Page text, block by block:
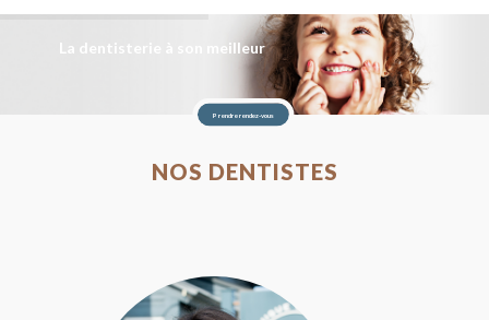
La dentisterie à son meilleur
Prendre rendez-vous
NOS DENTISTES